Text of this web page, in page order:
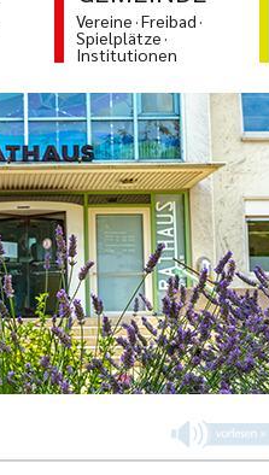
Vereine Freibad
Spielplätze
Institutionen